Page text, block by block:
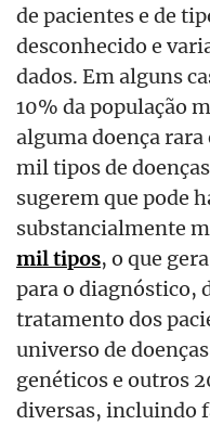
de pacientes e de
desconhecido e
dados. Em alguns
10% da população
alguma doença
mil tipos de
sugerem que pode
substancialmente
mil tipos, o que
para o diagnóstico,
tratamento dos
universo de
genéticos e outros
diversas, incluindo